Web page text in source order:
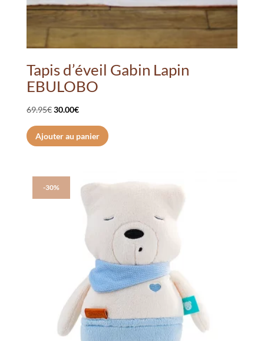
Tapis d’éveil Gabin Lapin
EBULOBO
69.95€Le
prix
initial
30.00€Le
prix
actuel
Ajouter au panier
-30%